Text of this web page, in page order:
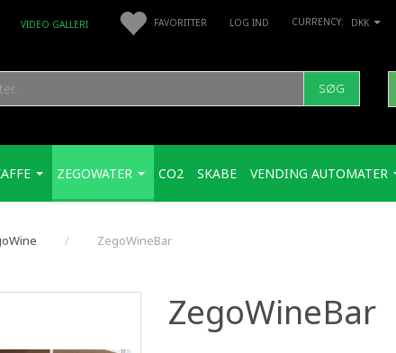
DKK
FAVORITTER LOG IND
VIDEO GALLERI
SØG
ZEGOWATER CO2 SKABE VENDING AUTOMATER
ZegoWineBar
ZegoWineBar